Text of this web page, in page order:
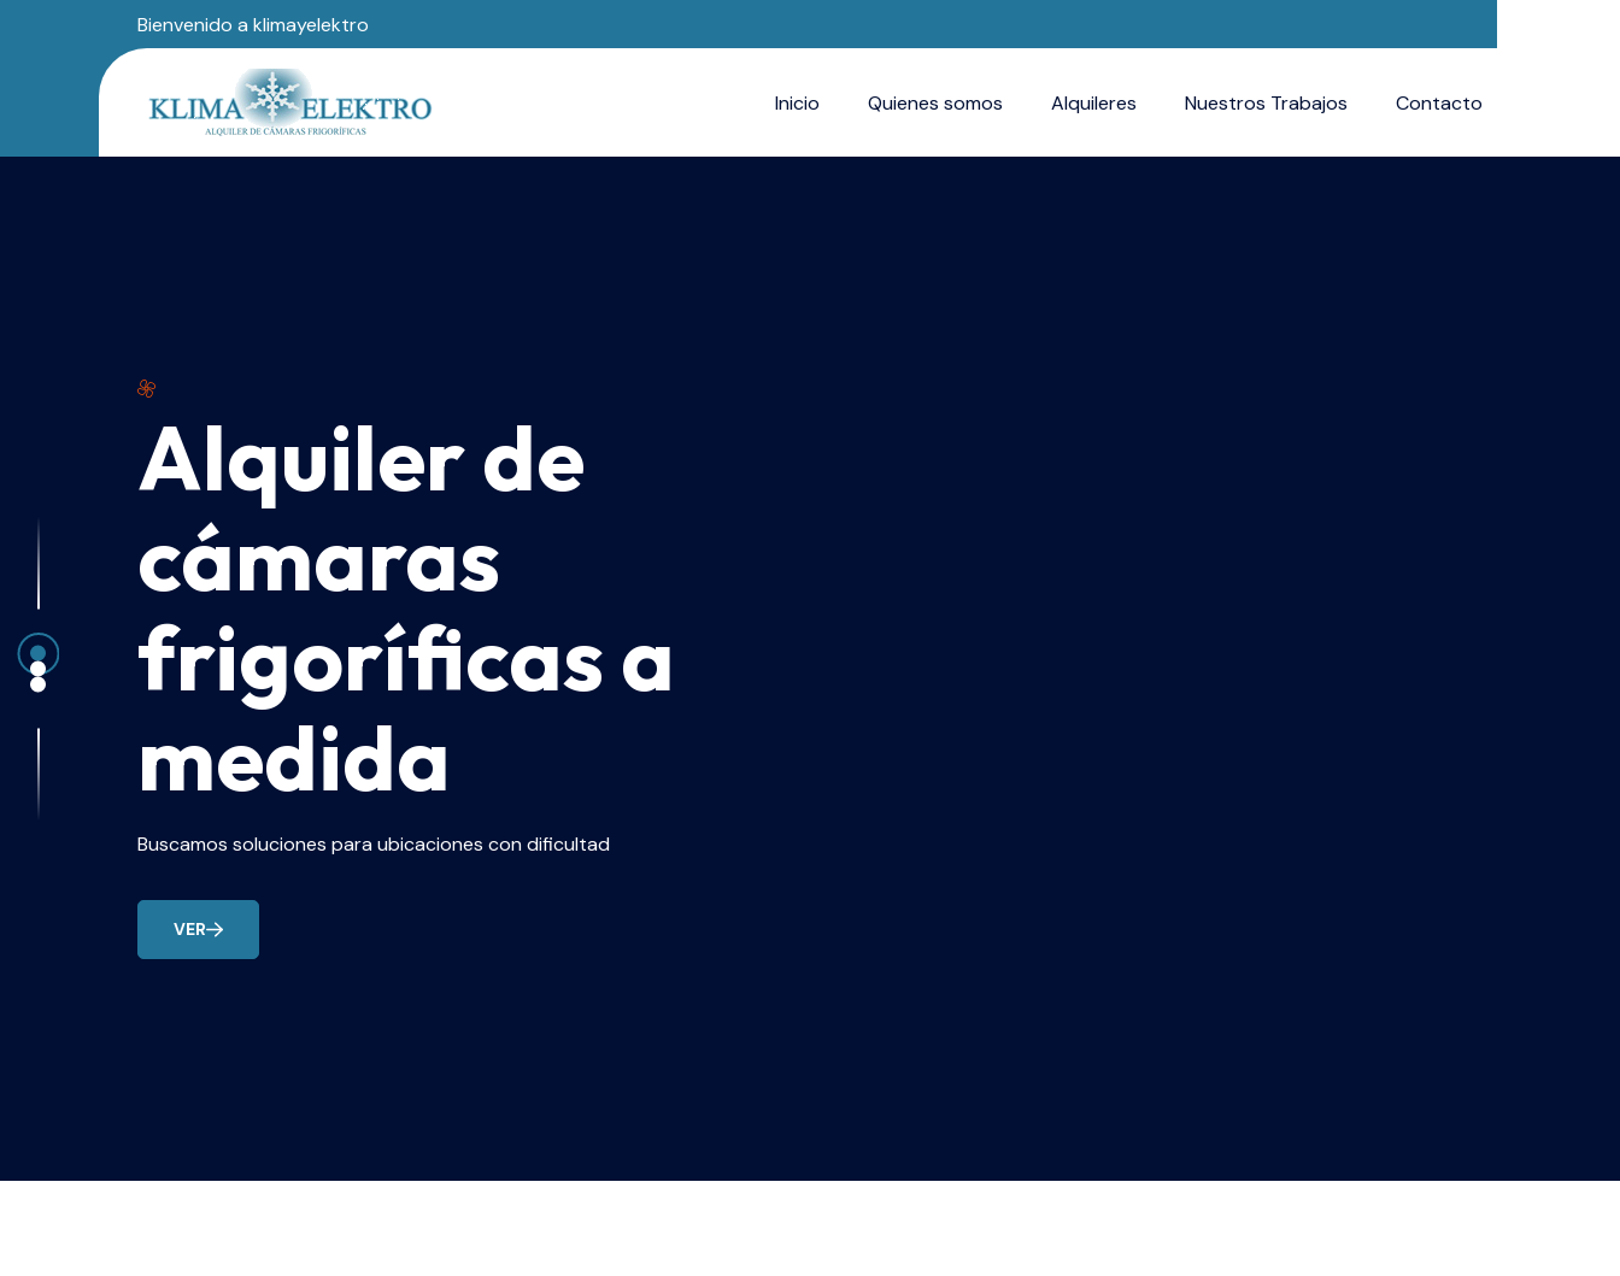
Bienvenido a klimayelektro
Inicio Quienes somos Alquileres Nuestros Trabajos Contacto
Alquiler de
cámaras
frigoríficas a
medida
Buscamos soluciones para ubicaciones con dificultad
VER